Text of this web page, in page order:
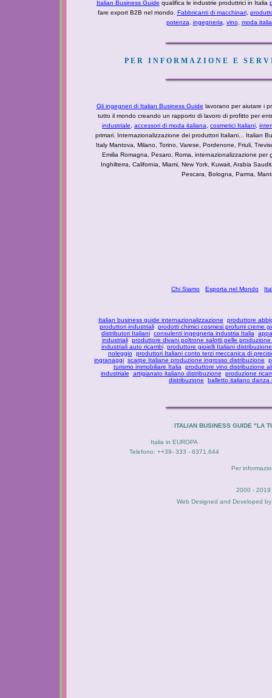
Italian Business Guide qualifica le industrie produttrici in Italia
fare export B2B nel mondo. Fabbricanti di macchinari,
potenza
ingegneria vino, moda
PER INFORMAZIONE E
Gli ingegneri di Italian Business Guide lavorano per aiutare i
tutto il mondo creando un rapporto di lavoro di profitto per
industriale
accessori di moda italiana, cosmetici Italiani,
primari. Internazionalizzazione dei produttori Italiani... Italian
Italy Mantova, Milano, Torino, Varese, Pordenone, Friuli,
Emilia Romagna, Pesaro, Roma, internazionalizzazione
Inghilterra, California, Miami, New York, Kuwait, Arabia
Pescara, Bologna, Parma,
Chi Siamo Esporta nel Mondo
Italian business guide internazionalizzazione
produttore
produttori industriali prodotti chimici cosmesi profumi creme
distributori Italiani consulenti ingegneria industria Italia
industriali produttore divani poltrone salotti pelle
industriali auto ricambi produttore gioielli Italiani
noleggio produttori Italiani conto terzi meccanica di
ingranaggi scarpe Italiane produzione ingrosso distribuzione
turismo immobiliare Italia
produttore vino distribuzione
industriale
artigianato italiano distribuzione
produzione
distribuzione
balletto italiano danza
ITALIAN BUSINESS GUIDE "LA
Italia in EUROPA
Telefono: ++39- 333 - 6371.644
Per
2000 - 2019
Web Designed and Developed